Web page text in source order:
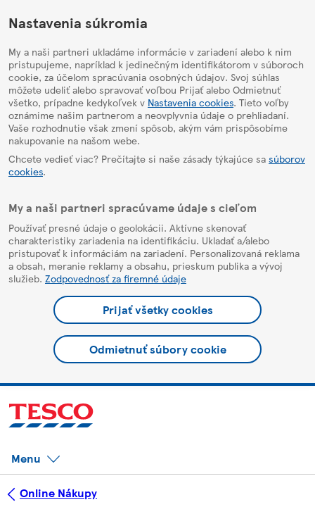
HelpPage
Nastavenia súkromia
My a naši partneri ukladáme informácie v zariadení alebo k nim
pristupujeme, napríklad k jedinečným identifikátorom v súboroch
cookie, za účelom spracúvania osobných údajov. Svoj súhlas
môžete udeliť alebo spravovať voľbou Prijať alebo Odmietnuť
všetko, prípadne kedykoľvek v Nastavenia cookies. Tieto voľby
oznámime našim partnerom a neovplyvnia údaje o prehliadaní.
Vaše rozhodnutie však zmení spôsob, akým vám prispôsobíme
nakupovanie na našom webe.
Chcete vedieť viac? Prečítajte si naše zásady týkajúce sa súborov
cookies.
My a naši partneri spracúvame údaje s cieľom
Používať presné údaje o geolokácii. Aktívne skenovať
charakteristiky zariadenia na identifikáciu. Ukladať a/alebo
pristupovať k informáciám na zariadení. Personalizovaná reklama
a obsah, meranie reklamy a obsahu, prieskum publika a vývoj
služieb. Zodpovednosť za firemné údaje
Prijať všetky cookies
Odmietnuť súbory cookie
Menu
Online Nákupy